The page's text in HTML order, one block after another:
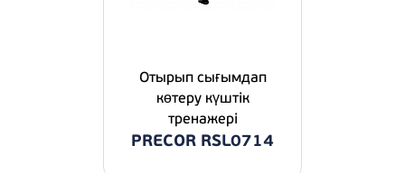
Отырып сығымдап
көтеру күштік
тренажері
PRECOR RSL0714